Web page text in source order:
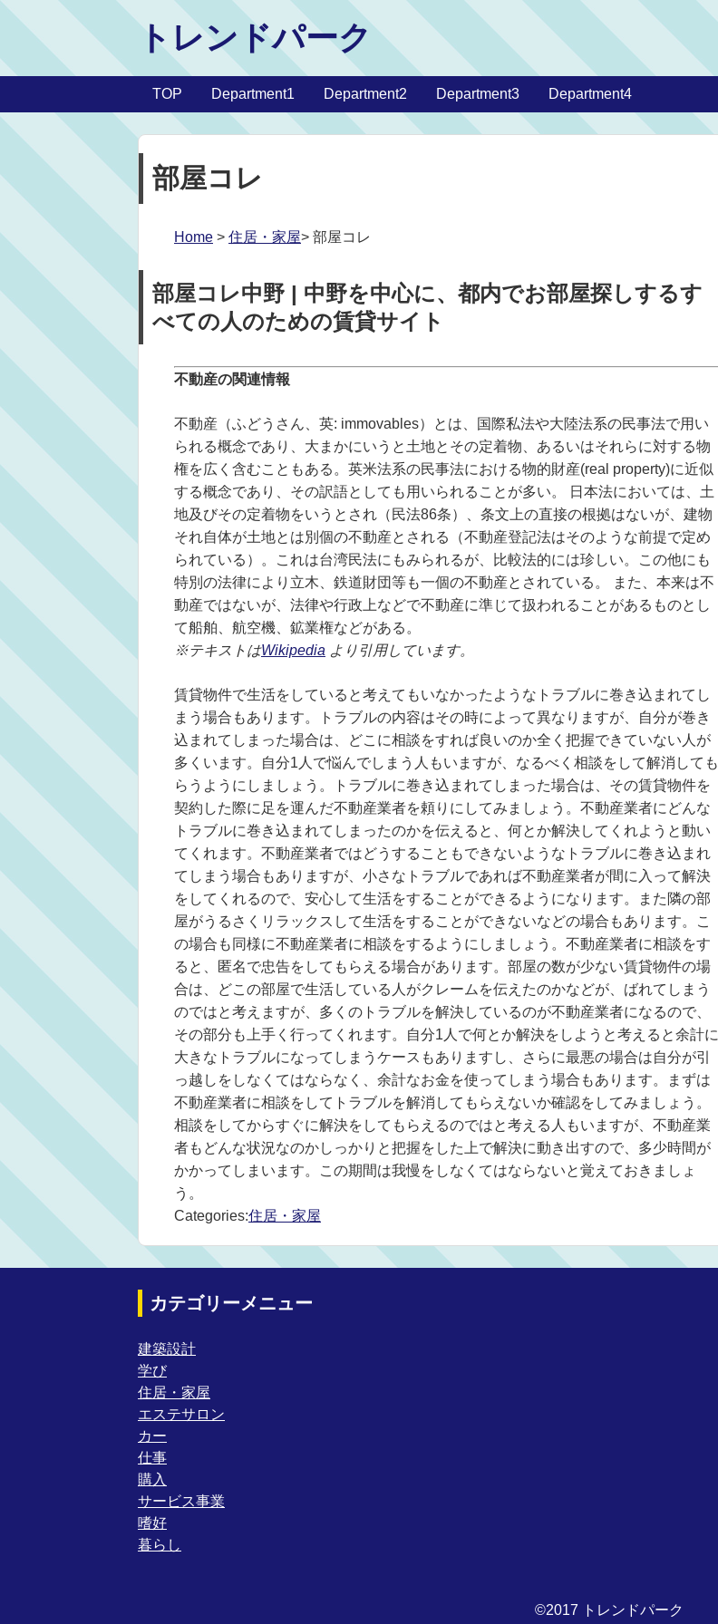
トレンドパーク
TOP Department1 Department2 Department3 Department4
部屋コレ
Home > 住居・家屋> 部屋コレ
部屋コレ中野 | 中野を中心に、都内でお部屋探しするす
べての人のための賃貸サイト
不動産の関連情報
不動産（ふどうさん、英: immovables）とは、国際私法や大陸法系の民事法で用い
られる概念であり、大まかにいうと土地とその定着物、あるいはそれらに対する物
権を広く含むこともある。英米法系の民事法における物的財産(real property)に近似
する概念であり、その訳語としても用いられることが多い。 日本法においては、土
地及びその定着物をいうとされ（民法86条）、条文上の直接の根拠はないが、建物
それ自体が土地とは別個の不動産とされる（不動産登記法はそのような前提で定め
られている）。これは台湾民法にもみられるが、比較法的には珍しい。この他にも
特別の法律により立木、鉄道財団等も一個の不動産とされている。 また、本来は不
動産ではないが、法律や行政上などで不動産に準じて扱われることがあるものとし
て船舶、航空機、鉱業権などがある。
※テキストはWikipedia より引用しています。
賃貸物件で生活をしていると考えてもいなかったようなトラブルに巻き込まれてし
まう場合もあります。トラブルの内容はその時によって異なりますが、自分が巻き
込まれてしまった場合は、どこに相談をすれば良いのか全く把握できていない人が
多くいます。自分1人で悩んでしまう人もいますが、なるべく相談をして解消しても
らうようにしましょう。トラブルに巻き込まれてしまった場合は、その賃貸物件を
契約した際に足を運んだ不動産業者を頼りにしてみましょう。不動産業者にどんな
トラブルに巻き込まれてしまったのかを伝えると、何とか解決してくれようと動い
てくれます。不動産業者ではどうすることもできないようなトラブルに巻き込まれ
てしまう場合もありますが、小さなトラブルであれば不動産業者が間に入って解決
をしてくれるので、安心して生活をすることができるようになります。また隣の部
屋がうるさくリラックスして生活をすることができないなどの場合もあります。こ
の場合も同様に不動産業者に相談をするようにしましょう。不動産業者に相談をす
ると、匿名で忠告をしてもらえる場合があります。部屋の数が少ない賃貸物件の場
合は、どこの部屋で生活している人がクレームを伝えたのかなどが、ばれてしまう
のではと考えますが、多くのトラブルを解決しているのが不動産業者になるので、
その部分も上手く行ってくれます。自分1人で何とか解決をしようと考えると余計に
大きなトラブルになってしまうケースもありますし、さらに最悪の場合は自分が引
っ越しをしなくてはならなく、余計なお金を使ってしまう場合もあります。まずは
不動産業者に相談をしてトラブルを解消してもらえないか確認をしてみましょう。
相談をしてからすぐに解決をしてもらえるのではと考える人もいますが、不動産業
者もどんな状況なのかしっかりと把握をした上で解決に動き出すので、多少時間が
かかってしまいます。この期間は我慢をしなくてはならないと覚えておきましょ
う。
Categories:住居・家屋
カテゴリーメニュー
建築設計
学び
住居・家屋
エステサロン
カー
仕事
購入
サービス事業
嗜好
暮らし
©2017 トレンドパーク